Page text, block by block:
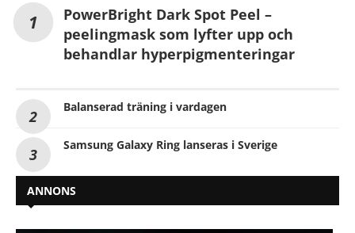
PowerBright Dark Spot Peel –
peelingmask som lyfter upp och
behandlar hyperpigmenteringar
Balanserad träning i vardagen
Samsung Galaxy Ring lanseras i Sverige
ANNONS